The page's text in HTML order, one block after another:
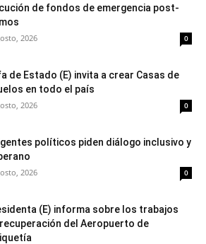
de fondos de emergencia post-
2026 0
de Estado (E) invita a crear Casas de
en todo el país
2026 0
políticos piden diálogo inclusivo y
2026 0
(E) informa sobre los trabajos
del Aeropuerto de